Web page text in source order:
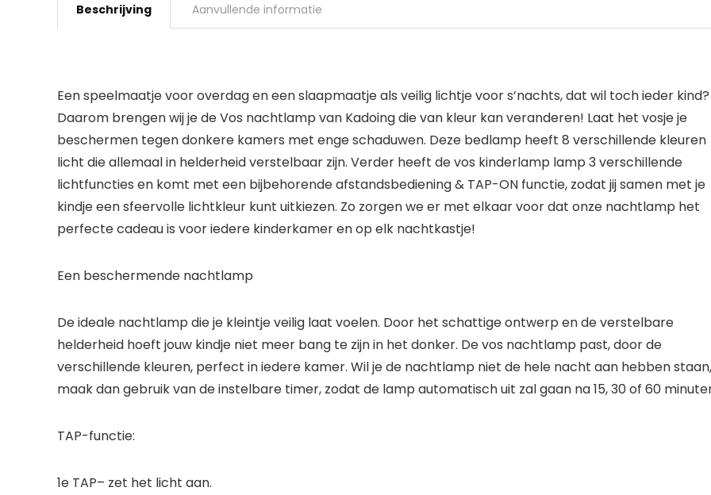
Beschrijving Aanvullende informatie
Een speelmaatje voor overdag en een slaapmaatje als veilig lichtje voor s’nachts, dat wil toch ieder kind?
Daarom brengen wij je de Vos nachtlamp van Kadoing die van kleur kan veranderen! Laat het vosje je
beschermen tegen donkere kamers met enge schaduwen. Deze bedlamp heeft 8 verschillende kleuren
licht die allemaal in helderheid verstelbaar zijn. Verder heeft de vos kinderlamp lamp 3 verschillende
lichtfuncties en komt met een bijbehorende afstandsbediening & TAP-ON functie, zodat jij samen met je
kindje een sfeervolle lichtkleur kunt uitkiezen. Zo zorgen we er met elkaar voor dat onze nachtlamp het
perfecte cadeau is voor iedere kinderkamer en op elk nachtkastje!
Een beschermende nachtlamp
De ideale nachtlamp die je kleintje veilig laat voelen. Door het schattige ontwerp en de verstelbare
helderheid hoeft jouw kindje niet meer bang te zijn in het donker. De vos nachtlamp past, door de
verschillende kleuren, perfect in iedere kamer. Wil je de nachtlamp niet de hele nacht aan hebben staan,
maak dan gebruik van de instelbare timer, zodat de lamp automatisch uit zal gaan na 15, 30 of 60
TAP-functie:
1e TAP– zet het licht aan.